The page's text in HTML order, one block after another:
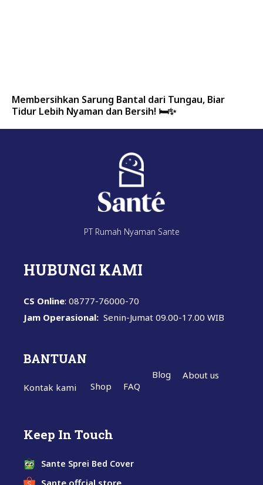
Membersihkan Sarung Bantal dari Tungau, Biar
Tidur Lebih Nyaman dan Bersih! 🛏️✨
PT Rumah Nyaman Sante
HUBUNGI KAMI
CS Online: 08777-76000-70
Jam Operasional: Senin-Jumat 09.00-17.00 WIB
BANTUAN
Kontak kami Shop FAQ
Blog About us
Keep In Touch
Sante Sprei Bed Cover